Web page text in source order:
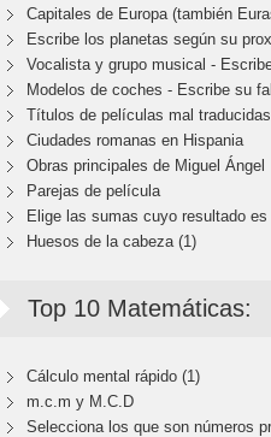
Capitales de Europa (también
Escribe los planetas según su
Vocalista y grupo musical -
Modelos de coches - Escribe su
Títulos de películas mal traducidas
Ciudades romanas en Hispania
Obras principales de Miguel Ángel
Parejas de película
Elige las sumas cuyo resultado es
Huesos de la cabeza (1)
Top 10 Matemáticas:
Cálculo mental rápido (1)
m.c.m y M.C.D
Selecciona los que son números